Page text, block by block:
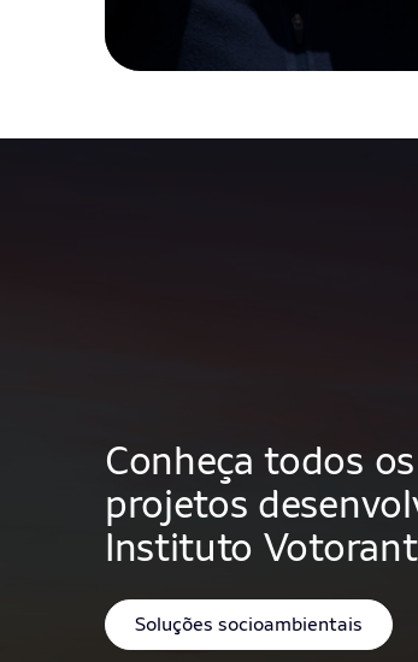
Conheça todos
projetos
Instituto
Soluções socioambientais